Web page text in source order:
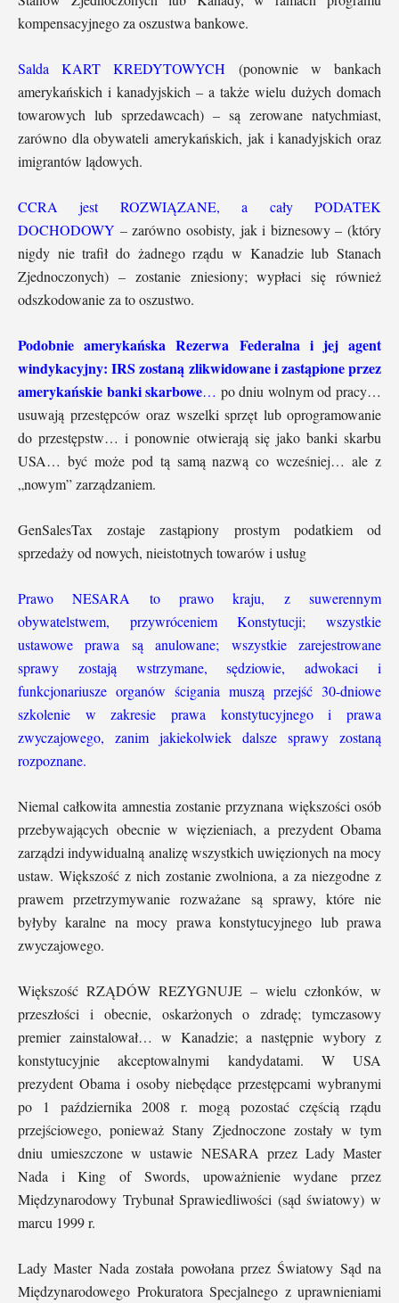
kompensacyjnego za oszustwa bankowe.
Salda KART KREDYTOWYCH (ponownie w bankach
amerykańskich i kanadyjskich – a także wielu dużych domach
towarowych lub sprzedawcach) – są zerowane natychmiast,
zarówno dla obywateli amerykańskich, jak i kanadyjskich oraz
imigrantów lądowych.
CCRA jest ROZWIĄZANE, a cały PODATEK
DOCHODOWY – zarówno osobisty, jak i biznesowy – (który
nigdy nie trafił do żadnego rządu w Kanadzie lub Stanach
Zjednoczonych) – zostanie zniesiony; wypłaci się również
odszkodowanie za to oszustwo.
Podobnie amerykańska Rezerwa Federalna i jej agent
windykacyjny: IRS zostaną zlikwidowane i zastąpione przez
amerykańskie banki skarbowe… po dniu wolnym od pracy…
usuwają przestępców oraz wszelki sprzęt lub oprogramowanie
do przestępstw… i ponownie otwierają się jako banki skarbu
USA… być może pod tą samą nazwą co wcześniej… ale z
„nowym” zarządzaniem.
GenSalesTax zostaje zastąpiony prostym podatkiem od
sprzedaży od nowych, nieistotnych towarów i usług
Prawo NESARA to prawo kraju, z suwerennym
obywatelstwem, przywróceniem Konstytucji; wszystkie
ustawowe prawa są anulowane; wszystkie zarejestrowane
sprawy zostają wstrzymane, sędziowie, adwokaci i
funkcjonariusze organów ścigania muszą przejść 30-dniowe
szkolenie w zakresie prawa konstytucyjnego i prawa
zwyczajowego, zanim jakiekolwiek dalsze sprawy zostaną
rozpoznane.
Niemal całkowita amnestia zostanie przyznana większości osób
przebywających obecnie w więzieniach, a prezydent Obama
zarządzi indywidualną analizę wszystkich uwięzionych na mocy
ustaw. Większość z nich zostanie zwolniona, a za niezgodne z
prawem przetrzymywanie rozważane są sprawy, które nie
byłyby karalne na mocy prawa konstytucyjnego lub prawa
zwyczajowego.
Większość RZĄDÓW REZYGNUJE – wielu członków, w
przeszłości i obecnie, oskarżonych o zdradę; tymczasowy
premier zainstalował… w Kanadzie; a następnie wybory z
konstytucyjnie akceptowalnymi kandydatami. W USA
prezydent Obama i osoby niebędące przestępcami wybranymi
po 1 października 2008 r. mogą pozostać częścią rządu
przejściowego, ponieważ Stany Zjednoczone zostały w tym
dniu umieszczone w ustawie NESARA przez Lady Master
Nada i King of Swords, upoważnienie wydane przez
Międzynarodowy Trybunał Sprawiedliwości (sąd światowy) w
marcu 1999 r.
Lady Master Nada została powołana przez Światowy Sąd na
Międzynarodowego Prokuratora Specjalnego z uprawnieniami